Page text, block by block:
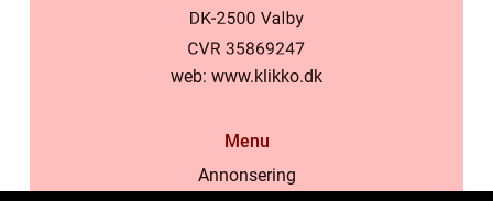
web: www.klikko.dk
Menu
Annonsering